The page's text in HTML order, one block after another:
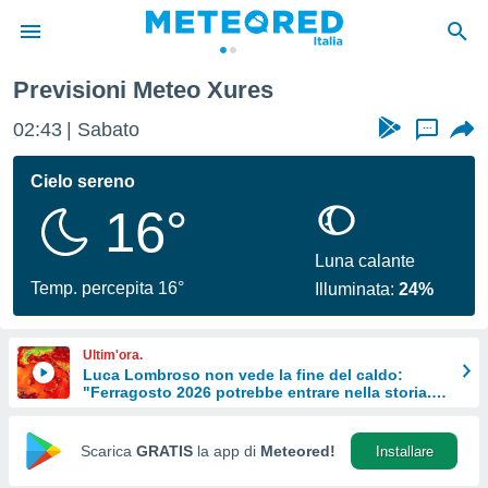
di
per
le
di
Web
Previsioni Meteo Xures
02:43 Sabato ...
Cielo sereno
16°
Temp. percepita 16°
Luna calante
Illuminata:24%
Ultim'ora.
Luca Lombroso non vede la fine del caldo:
"Ferragosto 2026 potrebbe entrare nella storia.
Scarica GRATIS la app di Meteored! Installare